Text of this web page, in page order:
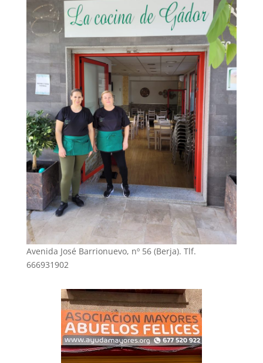
Avenida José Barrionuevo, nº 56 (Berja). Tlf.
666931902